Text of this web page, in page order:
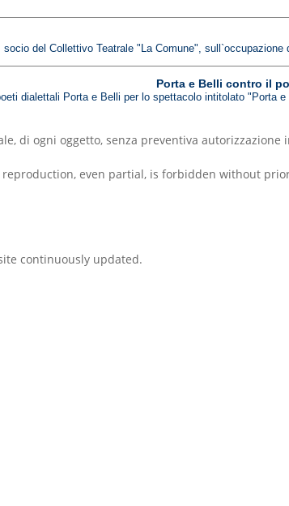
del Collettivo Teatrale "La Comune", sull`occupazione
Porta e Belli contro il
dialettali Porta e Belli per lo spettacolo intitolato "Porta
di ogni oggetto, senza preventiva autorizzazione
even partial, is forbidden without
continuously updated.